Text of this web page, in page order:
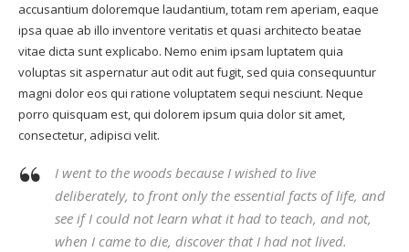
accusantium doloremque laudantium, totam rem aperiam, eaque
ipsa quae ab illo inventore veritatis et quasi architecto beatae
vitae dicta sunt explicabo. Nemo enim ipsam luptatem quia
voluptas sit aspernatur aut odit aut fugit, sed quia consequuntur
magni dolor eos qui ratione voluptatem sequi nesciunt. Neque
porro quisquam est, qui dolorem ipsum quia dolor sit amet,
consectetur, adipisci velit.
I went to the woods because I wished to live
deliberately, to front only the essential facts of life, and
see if I could not learn what it had to teach, and not,
when I came to die, discover that I had not lived.